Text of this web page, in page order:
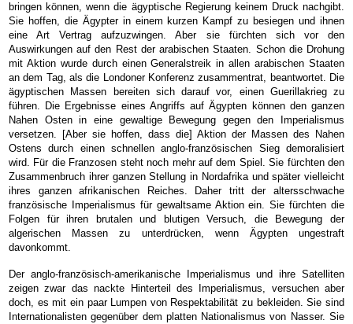
bringen können, wenn die ägyptische Regierung keinem Druck nachgibt.
Sie hoffen, die Ägypter in einem kurzen Kampf zu besiegen und ihnen
eine Art Vertrag aufzuzwingen. Aber sie fürchten sich vor den
Auswirkungen auf den Rest der arabischen Staaten. Schon die Drohung
mit Aktion wurde durch einen Generalstreik in allen arabischen Staaten
an dem Tag, als die Londoner Konferenz zusammentrat, beantwortet. Die
ägyptischen Massen bereiten sich darauf vor, einen Guerillakrieg zu
führen. Die Ergebnisse eines Angriffs auf Ägypten können den ganzen
Nahen Osten in eine gewaltige Bewegung gegen den Imperialismus
versetzen. [Aber sie hoffen, dass die] Aktion der Massen des Nahen
Ostens durch einen schnellen anglo-französischen Sieg demoralisiert
wird. Für die Franzosen steht noch mehr auf dem Spiel. Sie fürchten den
Zusammenbruch ihrer ganzen Stellung in Nordafrika und später vielleicht
ihres ganzen afrikanischen Reiches. Daher tritt der altersschwache
französische Imperialismus für gewaltsame Aktion ein. Sie fürchten die
Folgen für ihren brutalen und blutigen Versuch, die Bewegung der
algerischen Massen zu unterdrücken, wenn Ägypten ungestraft
davonkommt.
Der anglo-französisch-amerikanische Imperialismus und ihre Satelliten
zeigen zwar das nackte Hinterteil des Imperialismus, versuchen aber
doch, es mit ein paar Lumpen von Respektabilität zu bekleiden. Sie sind
Internationalisten gegenüber dem platten Nationalismus von Nasser. Sie